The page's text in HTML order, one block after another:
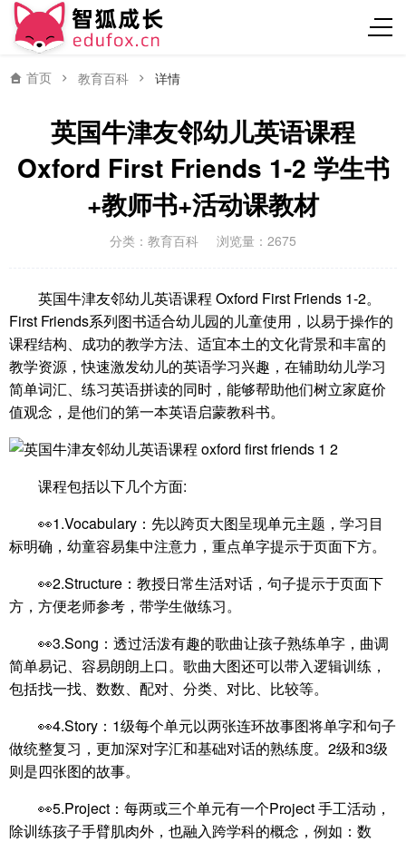
首页 教育百科 详情
英国牛津友邻幼儿英语课程
Oxford First Friends 1-2 学生书
+教师书+活动课教材
分类： 教育百科 浏览量：2675
英国牛津友邻幼儿英语课程 Oxford First Friends 1-2。
First Friends系列图书适合幼儿园的儿童使用，以易于操作的
课程结构、成功的教学方法、适宜本土的文化背景和丰富的
教学资源，快速激发幼儿的英语学习兴趣，在辅助幼儿学习
简单词汇、练习英语拼读的同时，能够帮助他们树立家庭价
值观念，是他们的第一本英语启蒙教科书。
课程包括以下几个方面:
👀1.Vocabulary：先以跨页大图呈现单元主题，学习目
标明确，幼童容易集中注意力，重点单字提示于页面下方。
👀2.Structure：教授日常生活对话，句子提示于页面下
方，方便老师参考，带学生做练习。
👀3.Song：透过活泼有趣的歌曲让孩子熟练单字，曲调
简单易记、容易朗朗上口。歌曲大图还可以带入逻辑训练，
包括找一找、数数、配对、分类、对比、比较等。
👀4.Story：1级每个单元以两张连环故事图将单字和句子
做统整复习，更加深对字汇和基础对话的熟练度。2级和3级
则是四张图的故事。
👀5.Project：每两或三个单元有一个Project 手工活动，
除训练孩子手臂肌肉外，也融入跨学科的概念，例如：数